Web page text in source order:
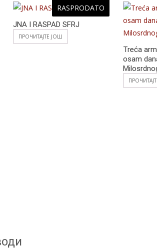
RASPRODATO
JNA I RASPAD SFRJ
ПРОЧИТАЈТЕ ЈОШ
Treća
osam